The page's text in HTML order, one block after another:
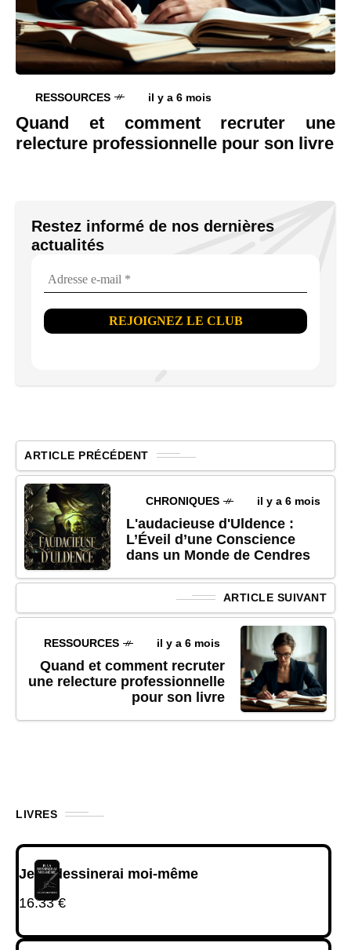
RESSOURCES il y a 6 mois
Quand et comment recruter une
relecture professionnelle pour son livre
Restez informé de nos dernières
actualités
ARTICLE PRÉCÉDENT
CHRONIQUES il y a 6 mois
L'audacieuse d'Uldence :
L’Éveil d’une Conscience
dans un Monde de Cendres
ARTICLE SUIVANT
RESSOURCES il y a 6 mois
Quand et comment recruter
une relecture professionnelle
pour son livre
LIVRES
Je la dessinerai moi-même
16.33€